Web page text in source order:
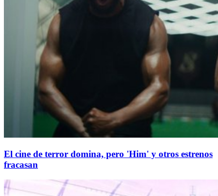
El cine de terror domina, pero 'Him' y otros estrenos
fracasan